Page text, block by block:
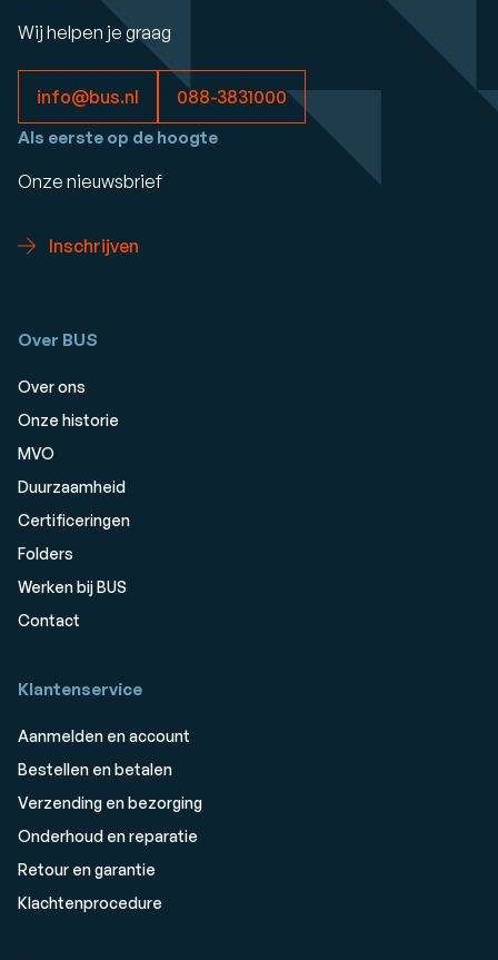
Wij helpen je graag
info@bus.nl 088-3831000
Als eerste op de hoogte
Onze nieuwsbrief
Inschrijven
Over BUS
Over ons
Onze historie
MVO
Duurzaamheid
Certificeringen
Folders
Werken bij BUS
Contact
Klantenservice
Aanmelden en account
Bestellen en betalen
Verzending en bezorging
Onderhoud en reparatie
Retour en garantie
Klachtenprocedure